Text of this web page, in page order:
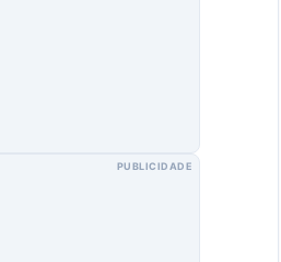
PUBLICIDADE